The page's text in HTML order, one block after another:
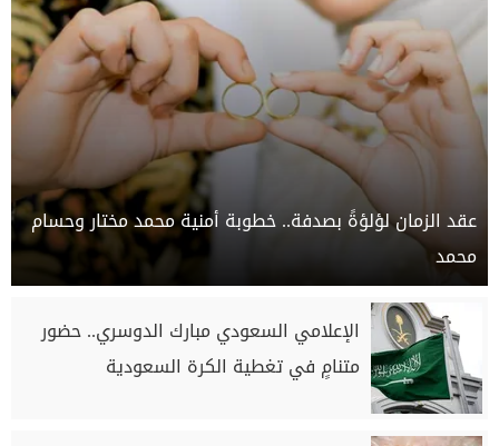
عقد الزمان لؤلؤةً بصدفة.. خطوبة أمنية محمد مختار وحسام
محمد
الإعلامي السعودي مبارك الدوسري.. حضور
متنامٍ في تغطية الكرة السعودية